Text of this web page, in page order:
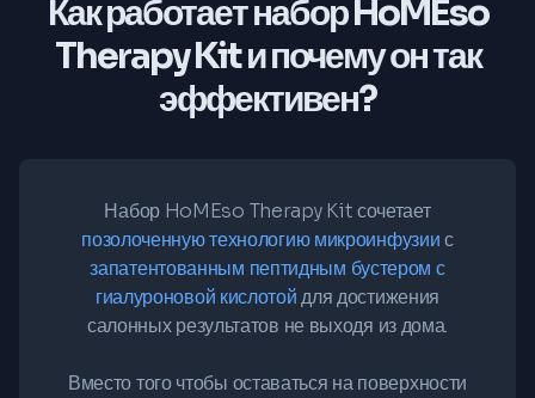
Как работает набор HoMEso
Therapy Kit и почему он так
эффективен?
Набор HoMEso Therapy Kit сочетает
позолоченную технологию микроинфузиис
запатентованным пептидным бустером с
гиалуроновой кислотойдля достижения
салонных результатов не выходя из дома.
Вместо того чтобы оставаться на поверхности